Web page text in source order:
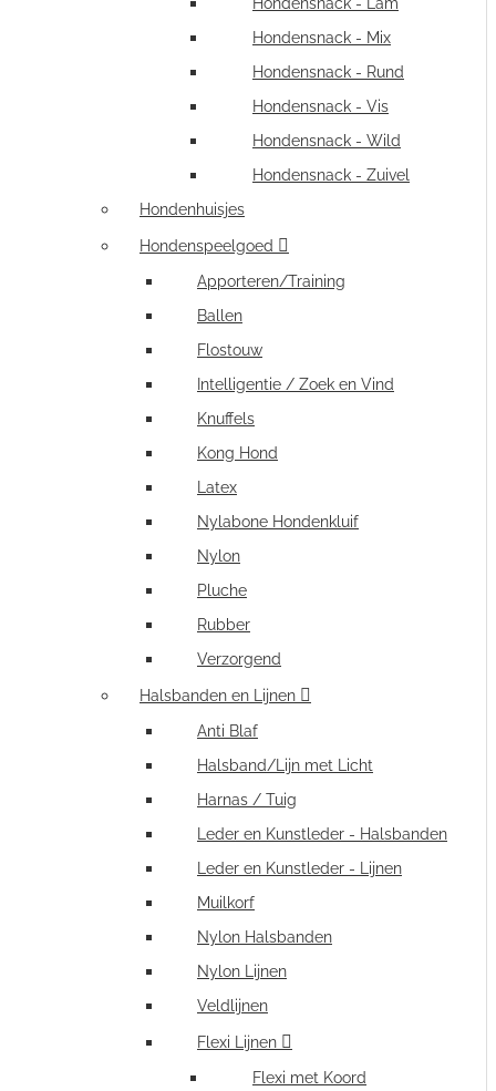
Hondensnack - Mix
Hondensnack - Rund
Hondensnack - Vis
Hondensnack - Wild
Hondensnack - Zuivel
Hondenhuisjes
Hondenspeelgoed
Apporteren/Training
Ballen
Flostouw
Intelligentie / Zoek en Vind
Knuffels
Kong Hond
Latex
Nylabone Hondenkluif
Nylon
Pluche
Rubber
Verzorgend
Halsbanden en Lijnen
Anti Blaf
Halsband/Lijn met Licht
Harnas / Tuig
Leder en Kunstleder - Halsbanden
Leder en Kunstleder - Lijnen
Muilkorf
Nylon Halsbanden
Nylon Lijnen
Veldlijnen
Flexi Lijnen
Flexi met Koord